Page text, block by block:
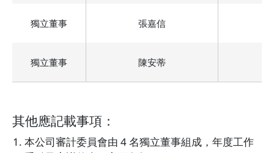
獨立董事 張嘉信
獨立董事 陳安蒂
其他應記載事項：
本公司審計委員會由 4 名獨立董事組成，年度工作